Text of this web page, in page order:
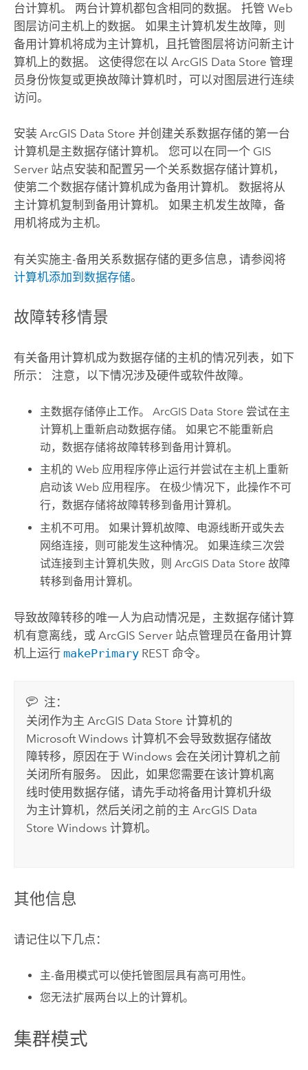
台计算机。 两台计算机都包含相同的数据。 托管 Web
图层访问主机上的数据。 如果主计算机发生故障，则
备用计算机将成为主计算机，且托管图层将访问新主计
算机上的数据。 这使得您在以 ArcGIS Data Store 管理
员身份恢复或更换故障计算机时，可以对图层进行连续
访问。
安装 ArcGIS Data Store 并创建关系数据存储的第一台
计算机是主数据存储计算机。 您可以在同一个 GIS
Server站点安装和配置另一个关系数据存储计算机，
使第二个数据存储计算机成为备用计算机。 数据将从
主计算机复制到备用计算机。 如果主机发生故障，备
用机将成为主机。
有关实施主-备用关系数据存储的更多信息，请参阅将
计算机添加到数据存储。
故障转移情景
有关备用计算机成为数据存储的主机的情况列表，如下
所示： 注意，以下情况涉及硬件或软件故障。
主数据存储停止工作。ArcGIS Data Store 尝试在主
计算机上重新启动数据存储。 如果它不能重新启
动，数据存储将故障转移到备用计算机。
主机的 Web 应用程序停止运行并尝试在主机上重新
启动该 Web 应用程序。 在极少情况下，此操作不可
行，数据存储将故障转移到备用计算机。
主机不可用。 如果计算机故障、电源线断开或失去
网络连接，则可能发生这种情况。 如果连续三次尝
试连接到主计算机失败，则ArcGIS Data Store 故障
转移到备用计算机。
导致故障转移的唯一人为启动情况是，主数据存储计算
机有意离线，或 ArcGIS Server站点管理员在备用计算
机上运行 makePrimaryREST 命令。
注：
关闭作为主ArcGIS Data Store 计算机的
Microsoft Windows 计算机不会导致数据存储故
障转移，原因在于Windows 会在关闭计算机之前
关闭所有服务。 因此，如果您需要在该计算机离
线时使用数据存储，请先手动将备用计算机升级
为主计算机，然后关闭之前的主ArcGIS Data
Store Windows 计算机。
其他信息
请记住以下几点：
主-备用模式可以使托管图层具有高可用性。
您无法扩展两台以上的计算机。
集群模式